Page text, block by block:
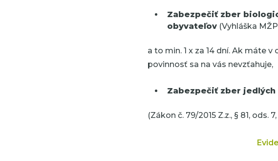
Zabezpečiť zber
obyvateľov (Vyhláška MŽP
a to min. 1 x za 14 dní. Ak máte
povinnosť sa na vás nevzťahuje,
Zabezpečiť zber
(Zákon č. 79/2015 Z.z., § 81, ods.